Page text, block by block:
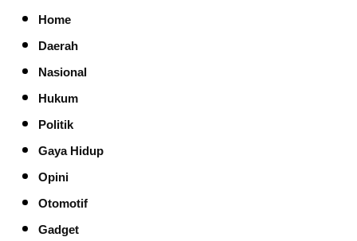
Home
Daerah
Nasional
Hukum
Politik
Gaya Hidup
Opini
Otomotif
Gadget